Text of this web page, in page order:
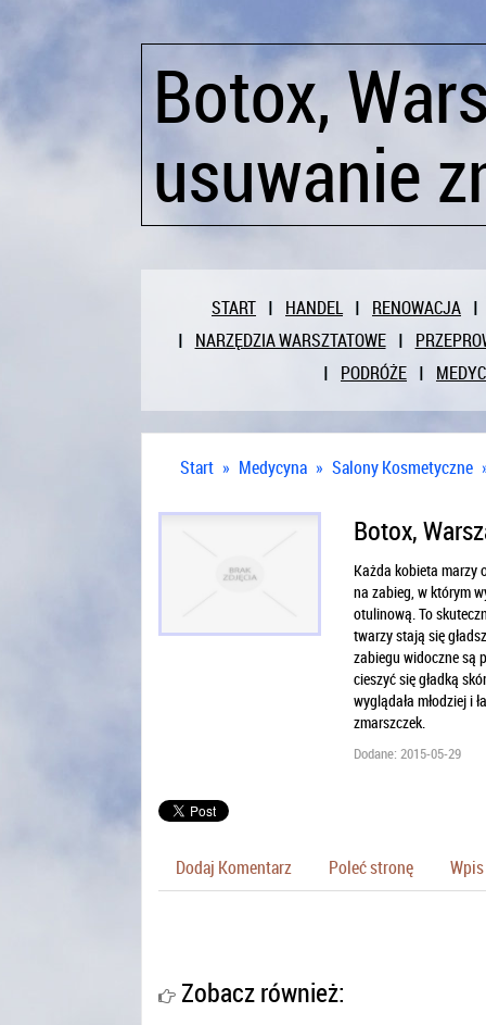
Botox,
usuwanie
START HANDEL
RENOWACJA
NARZĘDZIA WARSZTATOWE
PODRÓŻE
Start » Medycyna » Salony Kosmetyczne
Botox,
Każda kobieta marzy
na zabieg, w którym
otulinową. To
twarzy stają się
zabiegu widoczne są
cieszyć się gładką
wyglądała młodziej i
zmarszczek.
Dodane: 2015-05-29
Dodaj Komentarz Poleć stronę
Zobacz również: